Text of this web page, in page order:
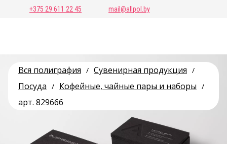
+375 29 611 22 45 mail@allpol.by
Вся полиграфия / Сувенирная продукция /
Посуда / Кофейные, чайные пары и наборы /
арт. 829666